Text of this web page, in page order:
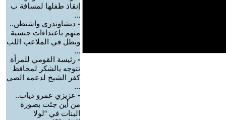
إنقاذ طفلها لمسافة ب
...
- ديشاوندري واشنطن..
متهم باعتداءات جنسية
وبطل في الملاعب اللب
...
- رئيسة القومي للمرأة
تتوجه بالشكر لمحافظ
كفر الشيخ لدعمه الصي
...
- عزيزي عمرو دياب..
من أين جئت بصورة
البنات في “لولا